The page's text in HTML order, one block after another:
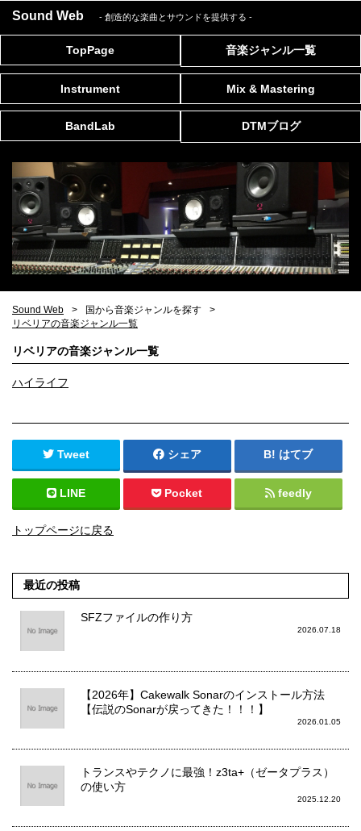
Sound Web - 創造的な楽曲とサウンドを提供する -
TopPage 音楽ジャンル一覧
Instrument Mix & Mastering
BandLab DTMブログ
Sound Web
国から音楽ジャンルを探す
リベリアの音楽ジャンル一覧
リベリアの音楽ジャンル一覧
ハイライフ
Tweet シェア はてブ
LINE Pocket feedly
トップページに戻る
最近の投稿
SFZファイルの作り方
2026.07.18
【2026年】Cakewalk Sonarのインストール方法
【伝説のSonarが戻ってきた！！！】
2026.01.05
トランスやテクノに最強！z3ta+（ゼータプラス）
の使い方
2025.12.20